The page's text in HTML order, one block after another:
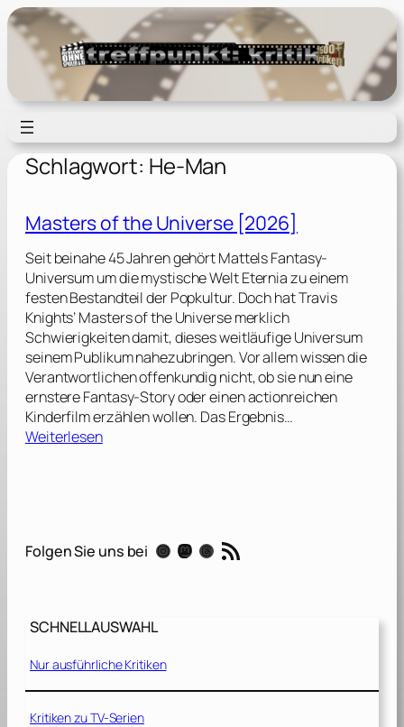
Zum
Inhalt
springen
Schlagwort: He-Man
Masters of the Universe [2026]
Seit beinahe 45 Jahren gehört Mattels Fantasy-
Universum um die mystische Welt Eternia zu einem
festen Bestandteil der Popkultur. Doch hat Travis
Knights’ Masters of the Universe merklich
Schwierigkeiten damit, dieses weitläufige Universum
seinem Publikum nahezubringen. Vor allem wissen die
Verantwortlichen offenkundig nicht, ob sie nun eine
ernstere Fantasy-Story oder einen actionreichen
Kinderfilm erzählen wollen. Das Ergebnis…
Weiterlesen:
r
t
e
U
n
Folgen Sie uns bei Instagram Mastodon Threads RSS-Feed
SCHNELLAUSWAHL
Nur ausführliche Kritiken
Kritiken zu TV-Serien